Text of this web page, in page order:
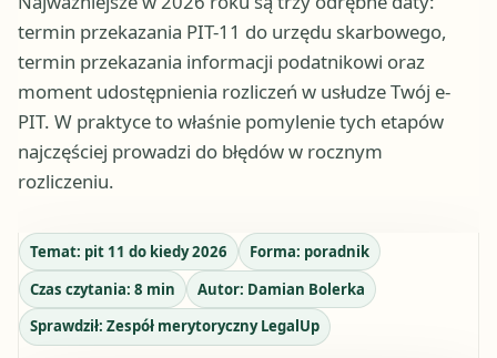
termin przekazania PIT-11 do urzędu skarbowego,
termin przekazania informacji podatnikowi oraz
moment udostępnienia rozliczeń w usłudze Twój e-
PIT. W praktyce to właśnie pomylenie tych etapów
najczęściej prowadzi do błędów w rocznym
rozliczeniu.
Temat: pit 11 do kiedy 2026 Forma: poradnik
Czas czytania: 8 min Autor: Damian Bolerka
Sprawdził: Zespół merytoryczny LegalUp